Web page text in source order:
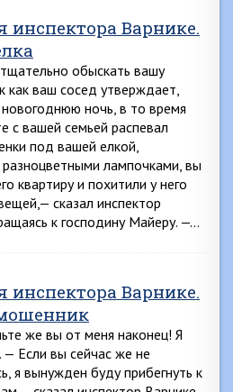
Варнике.
обыскать вашу
как ваш сосед утверждает,
ночь, в то время
с вашей семьей распевал
под вашей елкой,
лампочками, вы
квартиру и похитили у него
сказал инспектор
к господину Майеру. —…
Варнике.
же вы от меня наконец! Я
— Если вы сейчас же не
я вынужден буду прибегнуть к